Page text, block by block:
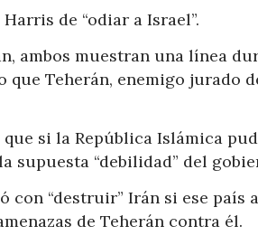
de “odiar a Israel”.
ambos muestran una línea
que Teherán, enemigo jurado
que si la República Islámica
supuesta “debilidad” del
con “destruir” Irán si ese
de Teherán contra él.